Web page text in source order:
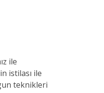
ile
istilası ile
teknikleri